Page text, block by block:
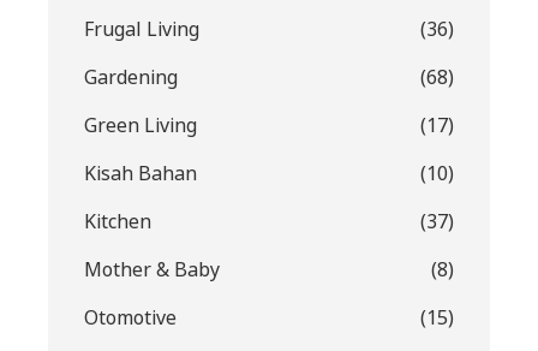
Frugal Living
(36)
Gardening
(68)
Green Living
(17)
Kisah Bahan
(10)
Kitchen
(37)
Mother & Baby
(8)
Otomotive
(15)